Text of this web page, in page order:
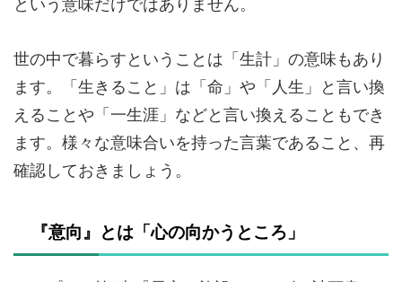
という意味だけではありません。
世の中で暮らすということは「生計」の意味もあり
ます。「生きること」は「命」や「人生」と言い換
えることや「一生涯」などと言い換えることもでき
ます。様々な意味合いを持った言葉であること、再
確認しておきましょう。
『意向』とは「心の向かうところ」